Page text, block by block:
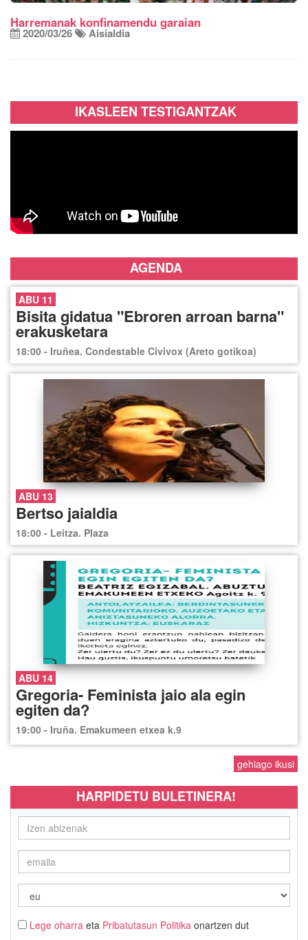
Harremanak konfinamendu garaian
2020/03/26 Aisialdia
IKASLEEN TESTIGANTZAK
AGENDA
ABU 11
Bisita gidatua "Ebroren arroan barna"
erakusketara
18:00 - Iruñea. Condestable Civivox (Areto gotikoa)
ABU 13
Bertso jaialdia
18:00 - Leitza. Plaza
ABU 14
Gregoria- Feminista jaio ala egin
egiten da?
19:00 - Iruña. Emakumeen etxea k.9
gehiago ikusi
HARPIDETU BULETINERA!
Lege oharra eta Pribatutasun Politika onartzen dut